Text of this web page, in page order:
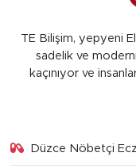
TE Bilişim, yepyeni
sadelik ve
kaçınıyor ve
Düzce Nöbetçi